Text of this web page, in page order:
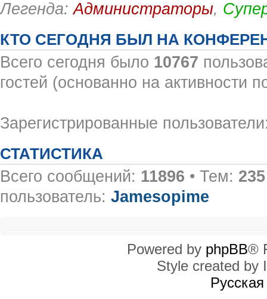
Легенда:Администраторы,
КТО СЕГОДНЯ БЫЛ НА
Всего сегодня было 10767
гостей (основанно на активности
Зарегистрированные
СТАТИСТИКА
Всего сообщений: 11896 • Тем: 235
пользователь: Jamesopime
Powered by phpBB®
Style created by